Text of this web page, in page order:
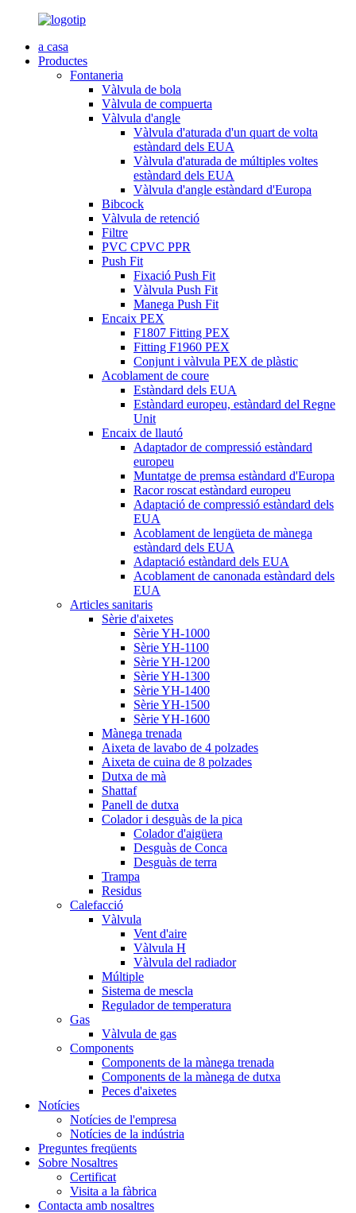
a casa
Productes
Fontaneria
Vàlvula de bola
Vàlvula de compuerta
Vàlvula d'angle
Vàlvula d'aturada d'un quart de volta
estàndard dels EUA
Vàlvula d'aturada de múltiples voltes
estàndard dels EUA
Vàlvula d'angle estàndard d'Europa
Bibcock
Vàlvula de retenció
Filtre
PVC CPVC PPR
Push Fit
Fixació Push Fit
Vàlvula Push Fit
Manega Push Fit
Encaix PEX
F1807 Fitting PEX
Fitting F1960 PEX
Conjunt i vàlvula PEX de plàstic
Acoblament de coure
Estàndard dels EUA
Estàndard europeu, estàndard del Regne
Unit
Encaix de llautó
Adaptador de compressió estàndard
europeu
Muntatge de premsa estàndard d'Europa
Racor roscat estàndard europeu
Adaptació de compressió estàndard dels
EUA
Acoblament de lengüeta de mànega
estàndard dels EUA
Adaptació estàndard dels EUA
Acoblament de canonada estàndard dels
EUA
Articles sanitaris
Sèrie d'aixetes
Sèrie YH-1000
Sèrie YH-1100
Sèrie YH-1200
Sèrie YH-1300
Sèrie YH-1400
Sèrie YH-1500
Sèrie YH-1600
Mànega trenada
Aixeta de lavabo de 4 polzades
Aixeta de cuina de 8 polzades
Dutxa de mà
Shattaf
Panell de dutxa
Colador i desguàs de la pica
Colador d'aigüera
Desguàs de Conca
Desguàs de terra
Trampa
Residus
Calefacció
Vàlvula
Vent d'aire
Vàlvula H
Vàlvula del radiador
Múltiple
Sistema de mescla
Regulador de temperatura
Gas
Vàlvula de gas
Components
Components de la mànega trenada
Components de la mànega de dutxa
Peces d'aixetes
Notícies
Notícies de l'empresa
Notícies de la indústria
Preguntes freqüents
Sobre Nosaltres
Certificat
Visita a la fàbrica
Contacta amb nosaltres